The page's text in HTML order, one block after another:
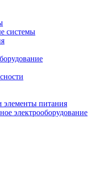
системы
элементы питания
электрооборудование